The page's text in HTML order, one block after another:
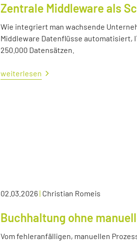
Zentrale Middleware als
Wie integriert man wachsende
Middleware Datenflüsse automatisiert,
250.000 Datensätzen.
weiterlesen
02.03.2026| Christian Romeis
Buchhaltung ohne
Vom fehleranfälligen, manuellen